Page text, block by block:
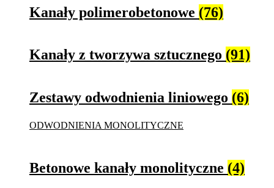
Kanały polimerobetonowe (76)
Kanały z tworzywa sztucznego (91)
Zestawy odwodnienia liniowego (6)
ODWODNIENIA MONOLITYCZNE
Betonowe kanały monolityczne (4)